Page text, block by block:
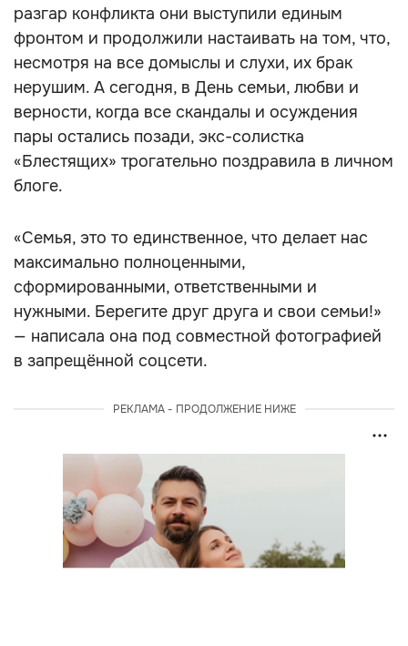
разгар конфликта они выступили единым
фронтом и продолжили настаивать на том, что,
несмотря на все домыслы и слухи, их брак
нерушим. А сегодня, в День семьи, любви и
верности, когда все скандалы и осуждения
пары остались позади, экс-солистка
«Блестящих» трогательно поздравила в личном
блоге.
«Семья, это то единственное, что делает нас
максимально полноценными,
сформированными, ответственными и
нужными. Берегите друг друга и свои семьи!»
— написала она под совместной фотографией
в запрещённой соцсети.
РЕКЛАМА - ПРОДОЛЖЕНИЕ НИЖЕ